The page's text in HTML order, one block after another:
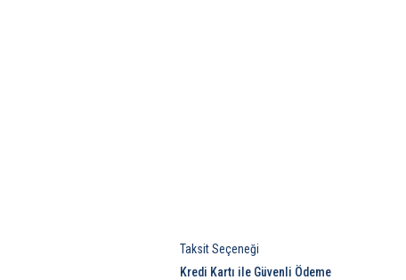
Taksit Seçeneği
Kredi Kartı ile Güvenli Ödeme